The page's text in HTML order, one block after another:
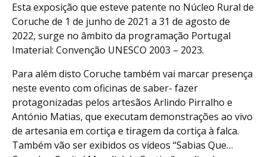
Esta exposição que esteve patente no Núcleo Rural de
Coruche de 1 de junho de 2021 a 31 de agosto de
2022, surge no âmbito da programação Portugal
Imaterial: Convenção UNESCO 2003 – 2023.
Para além disto Coruche também vai marcar presença
neste evento com oficinas de saber- fazer
protagonizadas pelos artesãos Arlindo Pirralho e
António Matias, que executam demonstrações ao vivo
de artesania em cortiça e tiragem da cortiça à falca.
Também vão ser exibidos os vídeos “Sabias Que…